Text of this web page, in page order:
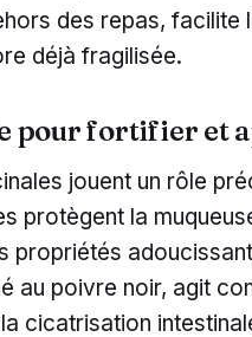
des repas, facilite
déjà fragilisée.
pour fortifier et
jouent un rôle
protègent la
propriétés
au poivre noir, agit
cicatrisation